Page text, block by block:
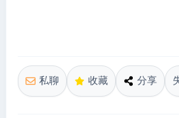
私聊 收藏 分享